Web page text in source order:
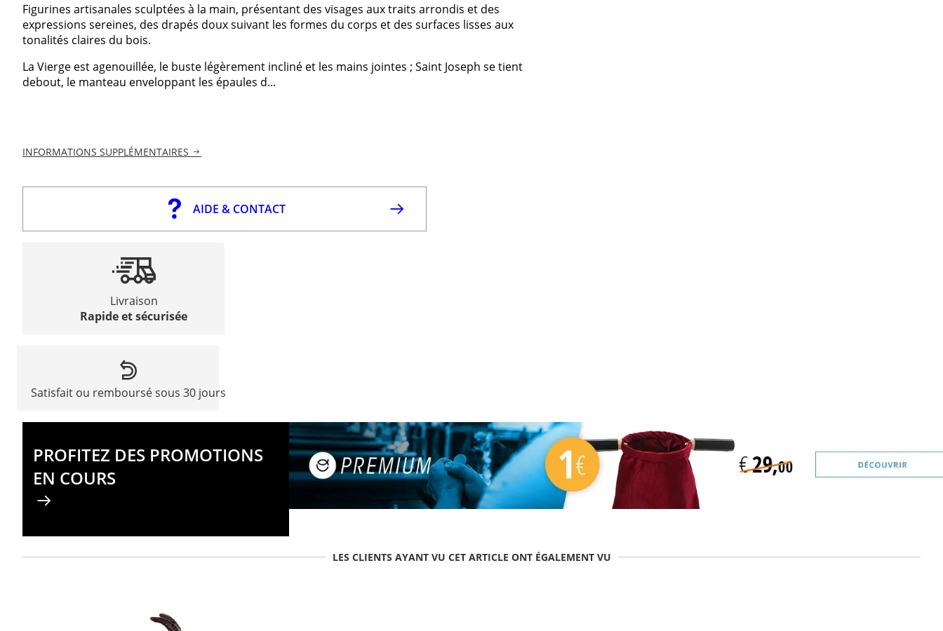
Figurines artisanales sculptées à la main, présentant des visages aux traits arrondis et des
expressions sereines, des drapés doux suivant les formes du corps et des surfaces lisses aux
tonalités claires du bois.
La Vierge est agenouillée, le buste légèrement incliné et les mains jointes ; Saint Joseph se tient
debout, le manteau enveloppant les épaules d...
INFORMATIONS SUPPLÉMENTAIRES
AIDE & CONTACT
Livraison
Rapide et sécurisée
Satisfait ou remboursé sous 30 jours
PROFITEZ DES PROMOTIONS
EN COURS
LES CLIENTS AYANT VU CET ARTICLE ONT ÉGALEMENT VU